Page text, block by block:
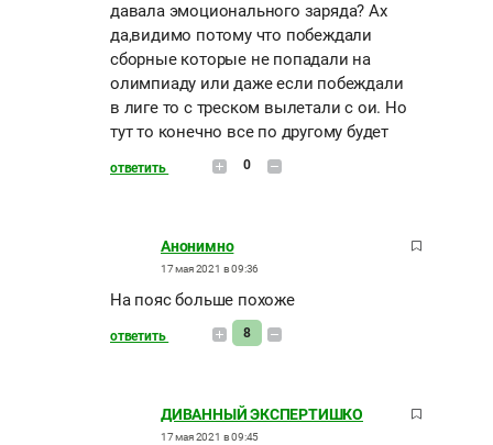
давала эмоционального заряда? Ах
да,видимо потому что побеждали
сборные которые не попадали на
олимпиаду или даже если побеждали
в лиге то с треском вылетали с ои. Но
тут то конечно все по другому будет
ответить 0
Анонимно
17 мая 2021 в 09:36
На пояс больше похоже
ответить 8
ДИВАННЫЙ ЭКСПЕРТИШКО
17 мая 2021 в 09:45